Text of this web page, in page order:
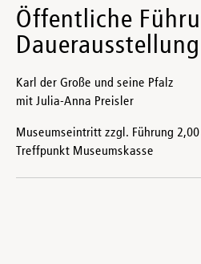
Öffentliche
Dauerausstellung
Karl der Große und seine Pfalz
mit Julia-Anna Preisler
Museumseintritt zzgl. Führung 2,00
Treffpunkt Museumskasse